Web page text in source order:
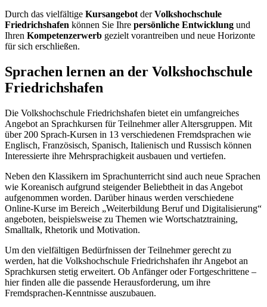
Durch das vielfältige Kursangebot derVolkshochschule
Friedrichshafen können Sie Ihre persönliche Entwicklung und
Ihren Kompetenzerwerb gezielt vorantreiben und neue Horizonte
für sich erschließen.
Sprachen lernen an der Volkshochschule
Friedrichshafen
Die Volkshochschule Friedrichshafen bietet ein umfangreiches
Angebot an Sprachkursen für Teilnehmer aller Altersgruppen. Mit
über 200 Sprach-Kursen in 13 verschiedenen Fremdsprachen wie
Englisch, Französisch, Spanisch, Italienisch und Russisch können
Interessierte ihre Mehrsprachigkeit ausbauen und vertiefen.
Neben den Klassikern im Sprachunterricht sind auch neue Sprachen
wie Koreanisch aufgrund steigender Beliebtheit in das Angebot
aufgenommen worden. Darüber hinaus werden verschiedene
Online-Kurse im Bereich „Weiterbildung Beruf und Digitalisierung“
angeboten, beispielsweise zu Themen wie Wortschatztraining,
Smalltalk, Rhetorik und Motivation.
Um den vielfältigen Bedürfnissen der Teilnehmer gerecht zu
werden, hat die Volkshochschule Friedrichshafen ihr Angebot an
Sprachkursen stetig erweitert. Ob Anfänger oder Fortgeschrittene –
hier finden alle die passende Herausforderung, um ihre
Fremdsprachen-Kenntnisse auszubauen.